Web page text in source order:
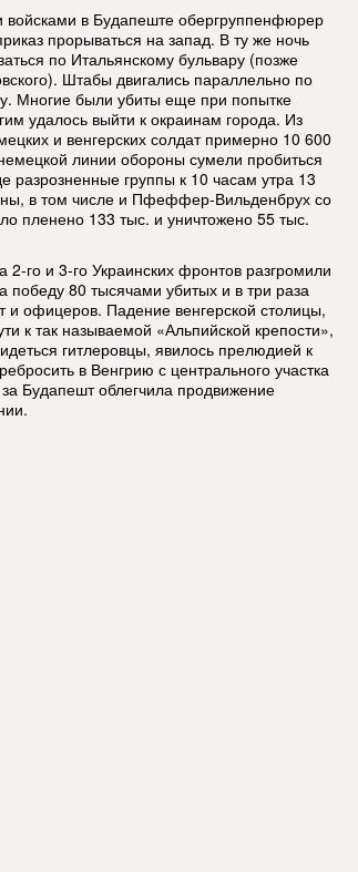
в Будапеште обергруппенфюрер
прорываться на запад. В ту же ночь
по Итальянскому бульвару (позже
Штабы двигались параллельно по
Многие были убиты еще при попытке
удалось выйти к окраинам города. Из
и венгерских солдат примерно 10 600
линии обороны сумели пробиться
разрозненные группы к 10 часам утра 13
в том числе и Пфеффер-Вильденбрух со
пленено 133 тыс. и уничтожено 55 тыс.
го и 3-го Украинских фронтов разгромили
победу 80 тысячами убитых и в три раза
офицеров. Падение венгерской столицы,
к так называемой «Альпийской крепости»,
гитлеровцы, явилось прелюдией к
в Венгрию с центрального участка
Будапешт облегчила продвижение